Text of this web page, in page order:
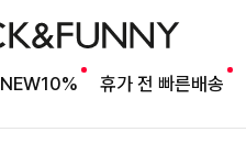
NEW10% 휴가 전 빠른배송